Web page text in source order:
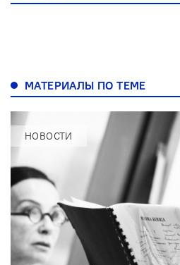
МАТЕРИАЛЫ ПО ТЕМЕ
НОВОСТИ